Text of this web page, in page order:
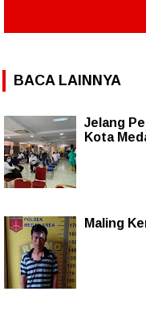
BACA LAINNYA
Jelang
Kota
Maling